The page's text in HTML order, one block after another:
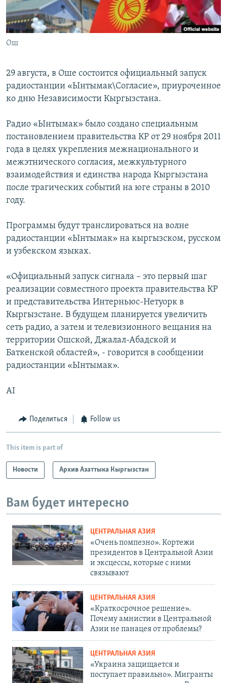
Ош
29 августа, в Оше состоится официальный запуск
радиостанции «Ынтымак\Согласие», приуроченное
ко дню Независимости Кыргызстана.
Радио «Ынтымак» было создано специальным
постановлением правительства КР от 29 ноября 2011
года в целях укрепления межнационального и
межэтнического согласия, межкультурного
взаимодействия и единства народа Кыргызстана
после трагических событий на юге страны в 2010
году.
Программы будут транслироваться на волне
радиостанции «Ынтымак» на кыргызском, русском
и узбекском языках.
«Официальный запуск сигнала – это первый шаг
реализации совместного проекта правительства КР
и представительства Интерньюс-Нетуорк в
Кыргызстане. В будущем планируется увеличить
сеть радио, а затем и телевизионного вещания на
территории Ошской, Джалал-Абадской и
Баткенской областей», - говорится в сообщении
радиостанции «Ынтымак».
AI
Поделиться Follow us
This item is part of
Новости Архив Азаттыка Кыргызстан
Вам будет интересно
ЦЕНТРАЛЬНАЯ АЗИЯ
«Очень помпезно». Кортежи
президентов в Центральной Азии
и эксцессы, которые с ними
связывают
ЦЕНТРАЛЬНАЯ АЗИЯ
«Краткосрочное решение».
Почему амнистии в Центральной
Азии не панацея от проблемы?
ЦЕНТРАЛЬНАЯ АЗИЯ
«Украина защищается и
поступает правильно». Мигранты